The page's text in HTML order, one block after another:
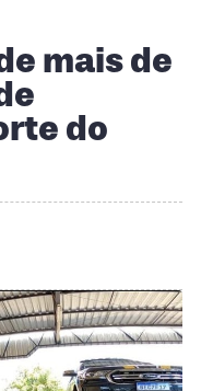
mais de
do